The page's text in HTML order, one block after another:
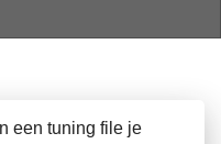
een tuning file je